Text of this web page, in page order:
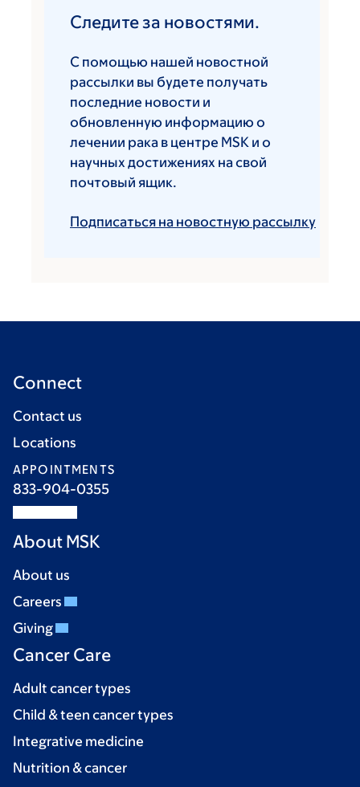
Следите за новостями.
С помощью нашей новостной
рассылки вы будете получать
последние новости и
обновленную информацию о
лечении рака в центре MSK и о
научных достижениях на свой
почтовый ящик.
Подписаться на новостную рассылку
Connect
Contact us
Locations
APPOINTMENTS
833-904-0355
About MSK
About us
Careers
Giving
Cancer Care
Adult cancer types
Child & teen cancer types
Integrative medicine
Nutrition & cancer